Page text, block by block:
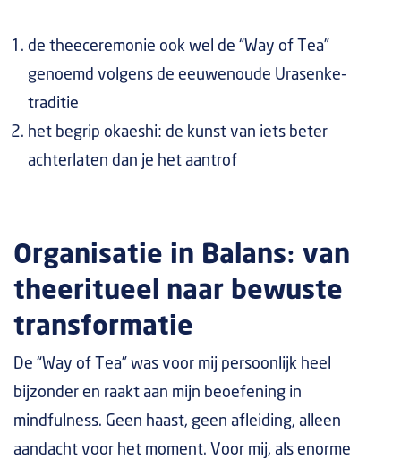
de theeceremonie ook wel de “Way of Tea”
genoemd volgens de eeuwenoude Urasenke-
traditie
het begrip okaeshi: de kunst van iets beter
achterlaten dan je het aantrof
Organisatie in Balans: van
theeritueel naar bewuste
transformatie
De “Way of Tea” was voor mij persoonlijk heel
bijzonder en raakt aan mijn beoefening in
mindfulness. Geen haast, geen afleiding, alleen
aandacht voor het moment. Voor mij, als enorme